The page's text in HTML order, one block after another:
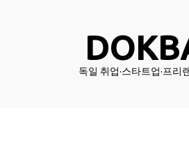
독일 취업·스타트업·프리